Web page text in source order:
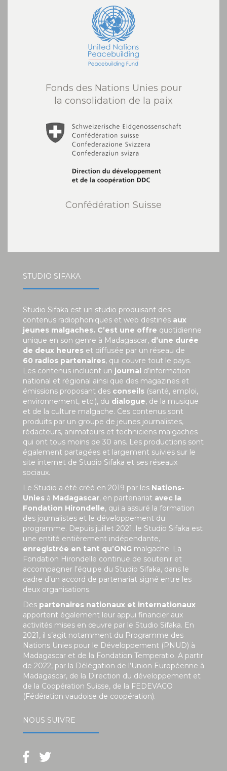
Fonds des Nations Unies pour
la consolidation de la paix
Confédération Suisse
STUDIO SIFAKA
Studio Sifaka est un studio produisant des
contenus radiophoniques et web destinés aux
jeunes malgaches. C’est une offre quotidienne
unique en son genre à Madagascar, d’une durée
de deux heures et diffusée par un réseau de
60 radios partenaires, qui couvre tout le pays.
Les contenus incluent un journal d’information
national et régional ainsi que des magazines et
émissions proposant des conseils (santé, emploi,
environnement, etc.), du dialogue, de la musique
et de la culture malgache. Ces contenus sont
produits par un groupe de jeunes journalistes,
rédacteurs, animateurs et techniciens malgaches
qui ont tous moins de 30 ans. Les productions sont
également partagées et largement suivies sur le
site internet de Studio Sifaka et ses réseaux
sociaux.
Le Studio a été créé en 2019 par les Nations-
Unies à Madagascar, en partenariat avec la
Fondation Hirondelle, qui a assuré la formation
des journalistes et le développement du
programme. Depuis juillet 2021, le Studio Sifaka est
une entité entièrement indépendante,
enregistrée en tant qu’ONG malgache. La
Fondation Hirondelle continue de soutenir et
accompagner l’équipe du Studio Sifaka, dans le
cadre d’un accord de partenariat signé entre les
deux organisations.
Des partenaires nationaux et internationaux
apportent également leur appui financier aux
activités mises en œuvre par le Studio Sifaka. En
2021, il s’agit notamment du Programme des
Nations Unies pour le Développement (PNUD) à
Madagascar et de la Fondation Temperatio. A partir
de 2022, par la Délégation de l’Union Européenne à
Madagascar, de la Direction du développement et
de la Coopération Suisse, de la FEDEVACO
(Fédération vaudoise de coopération).
NOUS SUIVRE